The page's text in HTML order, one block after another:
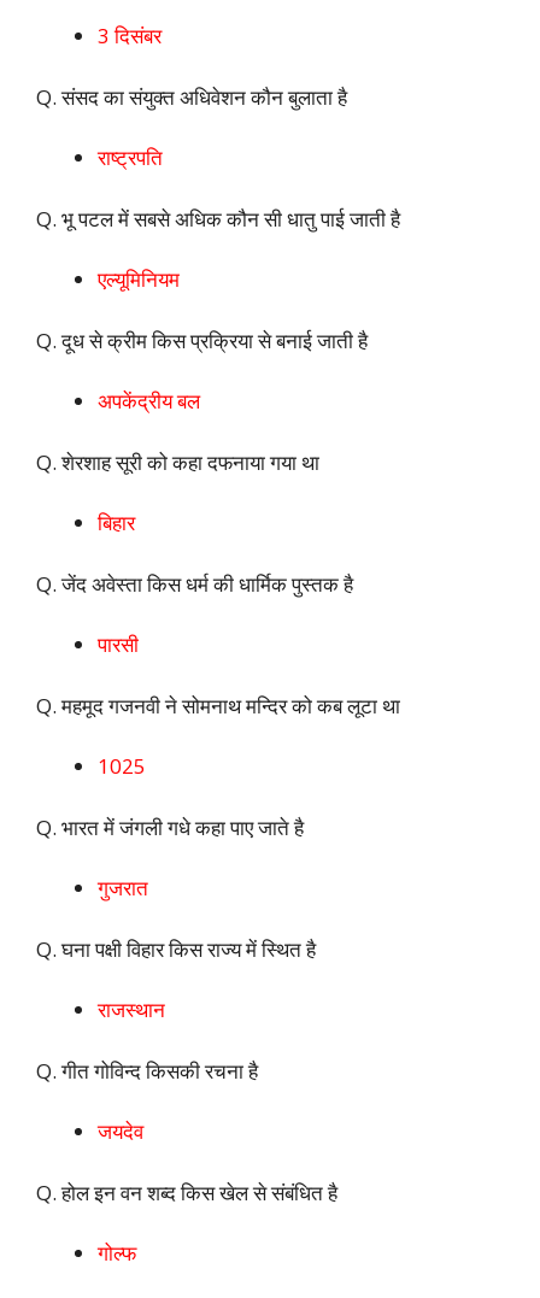
3 दिसंबर
Q. संसद का संयुक्त अधिवेशन कौन बुलाता है
राष्ट्रपति
Q. भू पटल में सबसे अधिक कौन सी धातु पाई जाती है
एल्यूमिनियम
Q. दूध से क्रीम किस प्रक्रिया से बनाई जाती है
अपकेंद्रीय बल
Q. शेरशाह सूरी को कहा दफनाया गया था
बिहार
Q. जेंद अवेस्ता किस धर्म की धार्मिक पुस्तक है
पारसी
Q. महमूद गजनवी ने सोमनाथ मन्दिर को कब लूटा था
1025
Q. भारत में जंगली गधे कहा पाए जाते है
गुजरात
Q. घना पक्षी विहार किस राज्य में स्थित है
राजस्थान
Q. गीत गोविन्द किसकी रचना है
जयदेव
Q. होल इन वन शब्द किस खेल से संबंधित है
गोल्फ